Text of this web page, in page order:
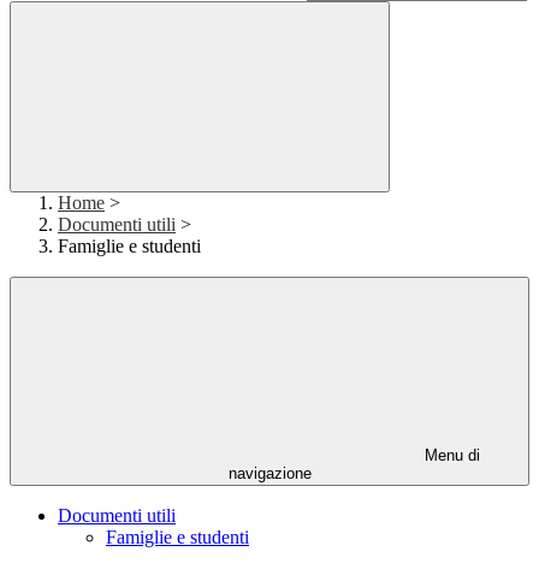
Home >
Documenti utili >
Famiglie e studenti
Menu di
navigazione
Documenti utili
Famiglie e studenti